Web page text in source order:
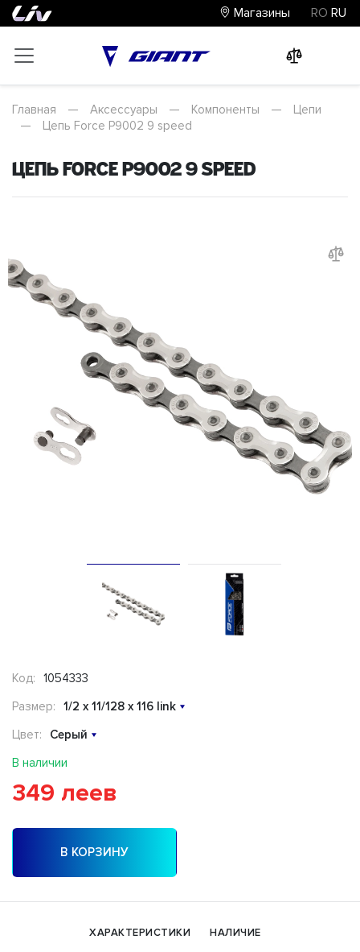
Магазины RO RU
Главная — Аксессуары — Компоненты —
Цепи
—
Цепь Force P9002 9 speed
Цепь Force P9002 9 speed
Код:
1054333
Размер:
1/2 x 11/128 x 116 link
Цвет:
Серый
В наличии
349 леев
В КОРЗИНУ
ХАРАКТЕРИСТИКИ НАЛИЧИЕ